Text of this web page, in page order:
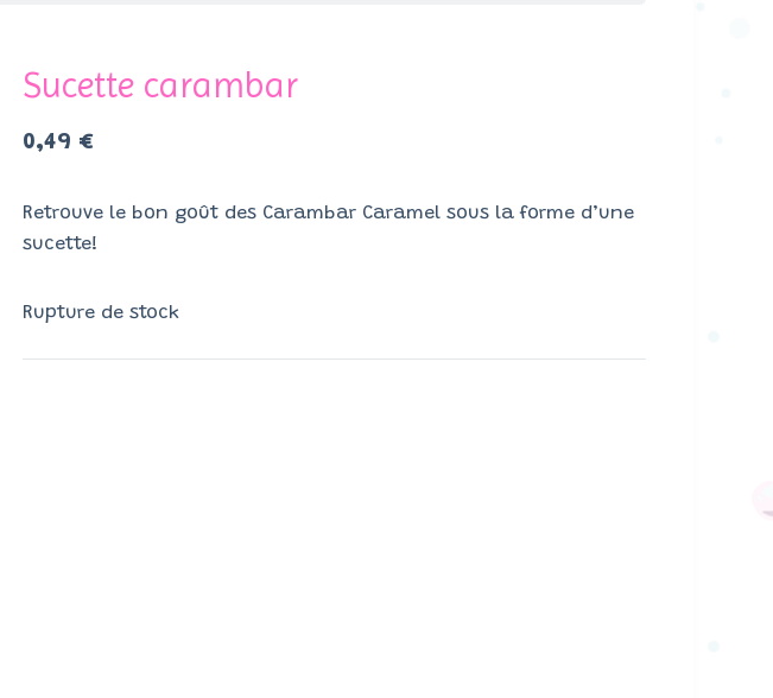
Sucette carambar
0,49 €
Retrouve le bon goût des Carambar Caramel sous la forme d’une
sucette!
Rupture de stock